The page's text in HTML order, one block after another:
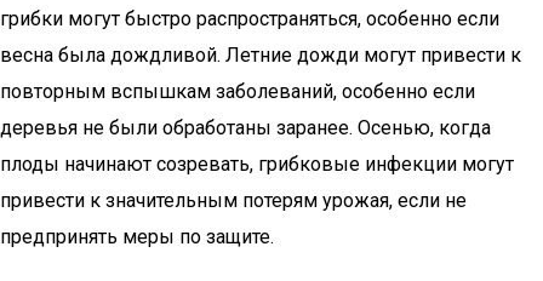
грибки могут быстро распространяться, особенно если
весна была дождливой. Летние дожди могут привести к
повторным вспышкам заболеваний, особенно если
деревья не были обработаны заранее. Осенью, когда
плоды начинают созревать, грибковые инфекции могут
привести к значительным потерям урожая, если не
предпринять меры по защите.